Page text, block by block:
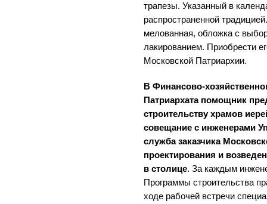
трапезы. Указанный в
распространенной
мелованная, обложка с
лакированием. Приобрести
Московской Патриархии.
В Финансово-
Патриархата помощник
строительству храмов
совещание с инженерами
служба заказчика
проектирования и
в столице. За каждым
Программы строительства
ходе рабочей встречи